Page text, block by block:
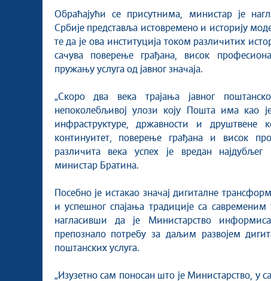
Обраћајући се присутнима, министар је
Србије представља истовремено и историју
те да је ова институција током различитих
сачува поверење грађана, висок
пружању услуга од јавног значаја.
„Скоро два века трајања јавног
непоколебљивој улози коју Пошта има као
инфраструктуре, државности и друштвене
континуитет, поверење грађана и висок
различита века успех је вредан
министар Братина.
Посебно је истакао значај дигиталне
и успешног спајања традиције са
нагласивши да је Министарство
препознало потребу за даљим развојем
поштанских услуга.
„Изузетно сам поносан што је Министарство, у